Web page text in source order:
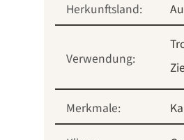
Herkunftsland:
Verwendung:
Merkmale: